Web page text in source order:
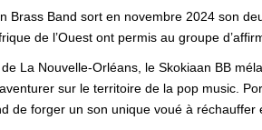
Brass Band sort en novembre 2024 son
de l’Ouest ont permis au groupe
La Nouvelle-Orléans, le Skokiaan BB
sur le territoire de la pop music.
de forger un son unique voué à réchauffer